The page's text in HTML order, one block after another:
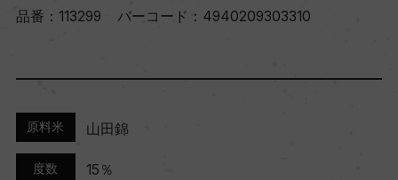
品番： 113299 バーコード： 4940209303310
原料米 山田錦
度数 15％